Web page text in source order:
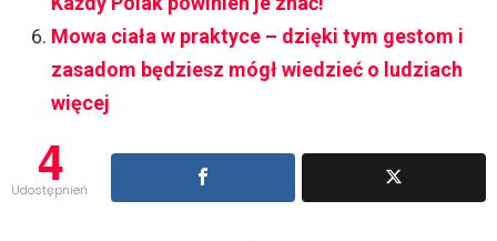
Mowa ciała w praktyce – dzięki tym gestom i
zasadom będziesz mógł wiedzieć o ludziach
więcej
4
Udostępnień